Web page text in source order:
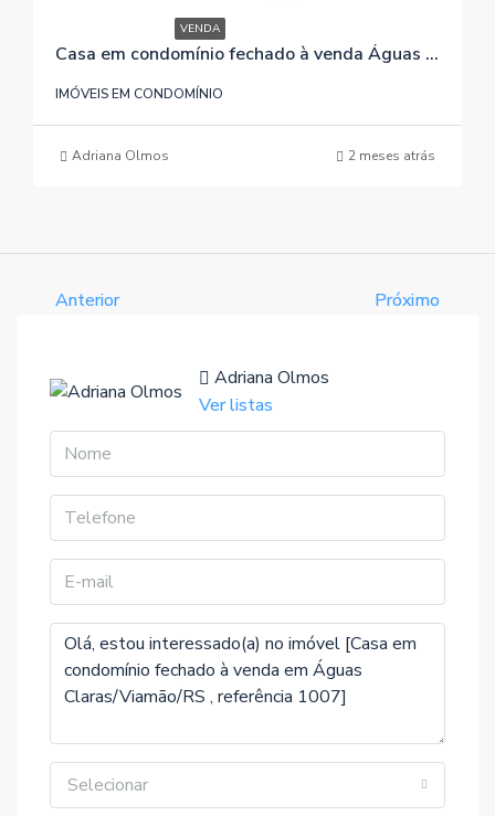
VENDA
Casa em condomínio fechado à venda Águas Claras/Viamão/RS , referência 814
IMÓVEIS EM CONDOMÍNIO
Adriana Olmos 2 meses atrás
Anterior Próximo
Adriana Olmos
Ver listas
Selecionar